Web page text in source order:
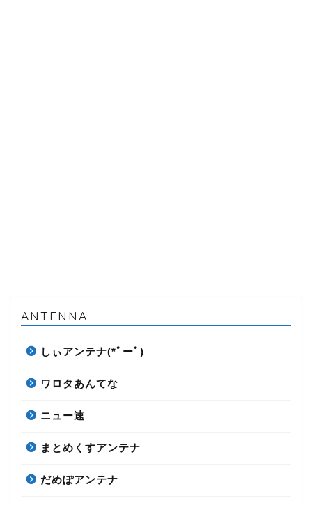
ANTENNA
しぃアンテナ(*ﾟーﾟ)
ワロタあんてな
ニュー速
まとめくすアンテナ
だめぽアンテナ